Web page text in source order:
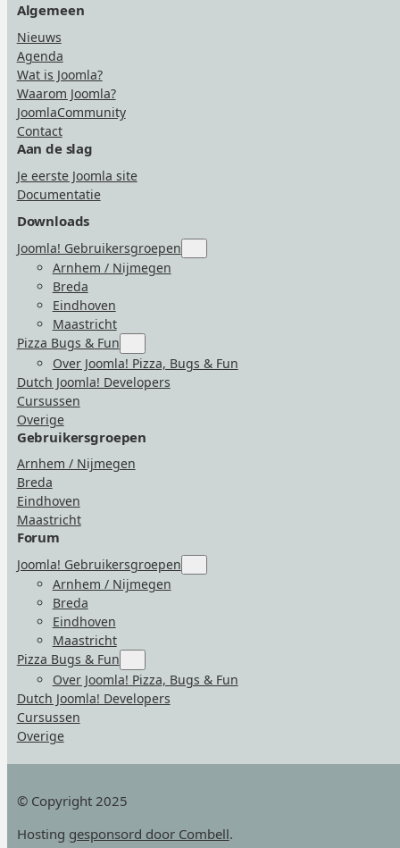
Algemeen
Nieuws
Agenda
Wat is Joomla?
Waarom Joomla?
JoomlaCommunity
Contact
Aan de slag
Je eerste Joomla site
Documentatie
Downloads
Joomla! Gebruikersgroepen
for
Arnhem / Nijmegen
Breda
Eindhoven
Maastricht
Pizza Bugs & Fun
for
“Pizza
Bugs
Over Joomla! Pizza, Bugs & Fun
Dutch Joomla! Developers
Cursussen
Overige
Gebruikersgroepen
Arnhem / Nijmegen
Breda
Eindhoven
Maastricht
Forum
Joomla! Gebruikersgroepen
for
Arnhem / Nijmegen
Breda
Eindhoven
Maastricht
Pizza Bugs & Fun
for
“Pizza
Bugs
Over Joomla! Pizza, Bugs & Fun
Dutch Joomla! Developers
Cursussen
Overige
© Copyright 2025
Hosting gesponsord door Combell.